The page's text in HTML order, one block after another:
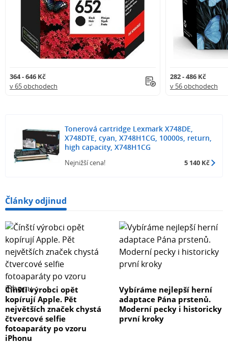
364 - 646 Kč
v 65 obchodech
282 - 486 Kč
v 56 obchodech
Tonerová cartridge Lexmark X748DE,
X748DTE, cyan, X748H1CG, 10000s, return,
high capacity, X748H1CG
Nejnižší cena! 5 140 Kč
Články odjinud
Čínští výrobci opět
kopírují Apple. Pět
největších značek chystá
čtvercové selfie
fotoaparáty po vzoru
iPhonu
Vybíráme nejlepší herní
adaptace Pána prstenů.
Moderní pecky i historicky
první kroky